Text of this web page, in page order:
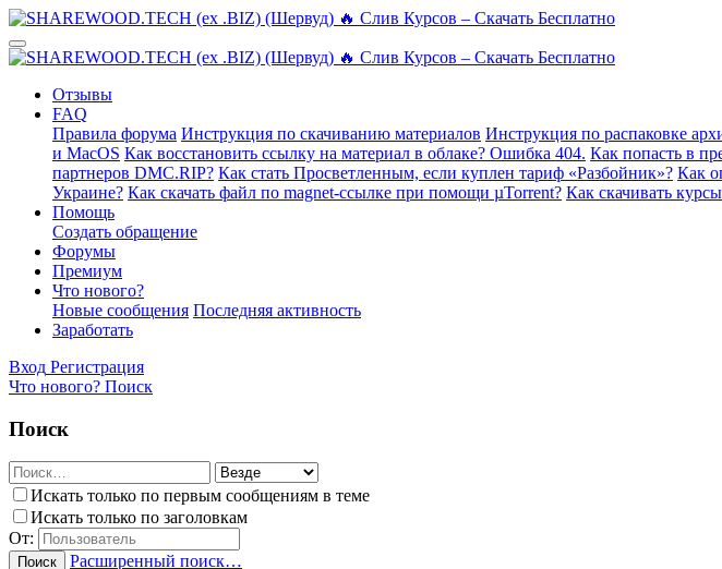
Отзывы
FAQ
Правила форума Инструкция по скачиванию материалов Инструкция по распаковке
и MacOS Как восстановить ссылку на материал в облаке? Ошибка 404. Как попасть в
партнеров DMC.RIP? Как стать Просветленным, если куплен тариф «Разбойник»? Как
Украине? Как скачать файл по magnet-ссылке при помощи µTorrent? Как скачивать
Помощь
Создать обращение
Форумы
Премиум
Что нового?
Новые сообщения Последняя активность
Заработать
Вход Регистрация
Что нового? Поиск
Поиск
Искать только по первым сообщениям в теме
Искать только по заголовкам
От:
Поиск
Расширенный поиск…